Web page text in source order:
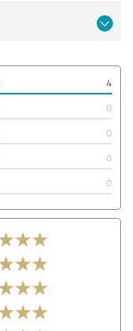
4
0
0
0
0